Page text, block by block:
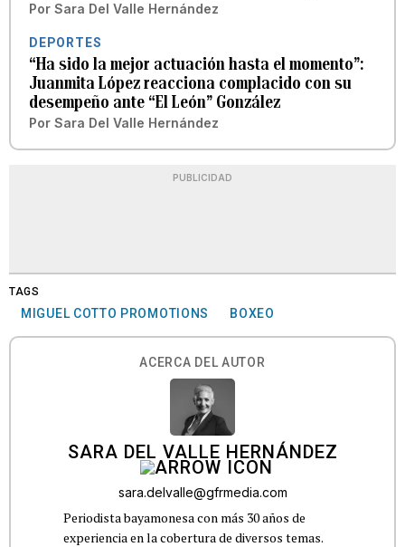
Por Sara Del Valle Hernández
DEPORTES
“Ha sido la mejor actuación hasta el momento”:
Juanmita López reacciona complacido con su
desempeño ante “El León” González
Por Sara Del Valle Hernández
PUBLICIDAD
TAGS
MIGUEL COTTO PROMOTIONS BOXEO
ACERCA DEL AUTOR
SARA DEL VALLE HERNÁNDEZ
sara.delvalle@gfrmedia.com
Periodista bayamonesa con más 30 años de
experiencia en la cobertura de diversos temas.